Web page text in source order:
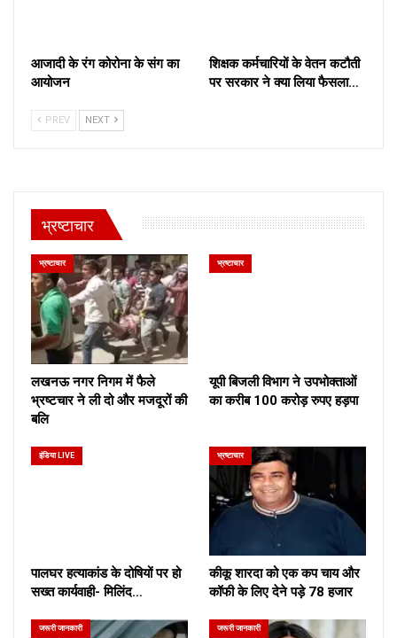
आजादी के रंग कोरोना के संग का
आयोजन
शिक्षक कर्मचारियों के वेतन कटौती
पर सरकार ने क्या लिया फैसला…
PREV NEXT
भ्रष्टाचार
भ्रष्टाचार
लखनऊ नगर निगम में फैले
भ्रष्टचार ने ली दो और मजदूरों की
बलि
भ्रष्टाचार
यूपी बिजली विभाग ने उपभोक्ताओं
का करीब 100 करोड़ रुपए हड़पा
इंडिया LIVE
पालघर हत्याकांड के दोषियों पर हो
सख्त कार्यवाही- मिलिंद…
भ्रष्टाचार
कीकू शारदा को एक कप चाय और
कॉफी के लिए देने पड़े 78 हजार
जरूरी जानकारी जरूरी जानकारी